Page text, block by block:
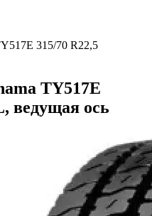
315/70 R22,5
TY517E
ведущая ось